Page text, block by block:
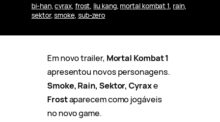
bi-han, cyrax, frost, liu kang, mortal kombat 1, rain
sektor, smoke, sub-zero
Em novo trailer, Mortal Kombat 1
apresentou novos personagens.
Smoke, Rain, Sektor, Cyraxe
Frostaparecem como jogáveis
no novo game.